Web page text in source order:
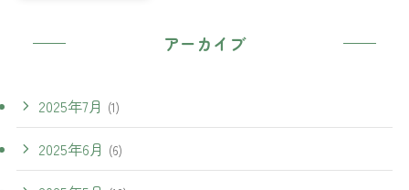
アーカイブ
2025年7月 (1)
2025年6月 (6)